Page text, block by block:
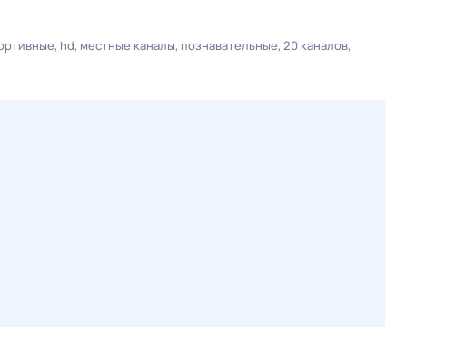
hd местные каналы познавательные 20 каналов